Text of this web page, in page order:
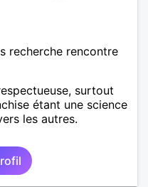
recherche rencontre
surtout
étant une science
les autres.